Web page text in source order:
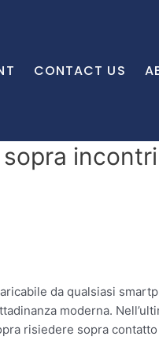
CONTACT US
da qualsiasi
moderna.
risiedere sopra